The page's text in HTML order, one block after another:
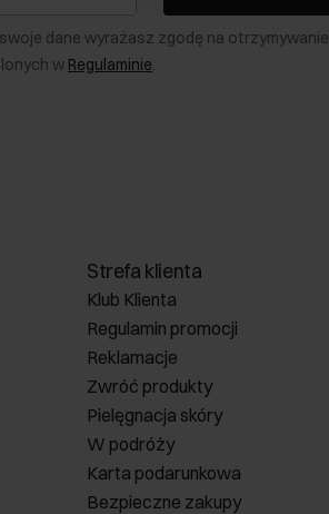
dane wyrażasz zgodę na otrzymywanie
w Regulaminie.
Strefa klienta
Klub Klienta
Regulamin promocji
Reklamacje
Zwróć produkty
Pielęgnacja skóry
W podróży
Karta podarunkowa
Bezpieczne zakupy